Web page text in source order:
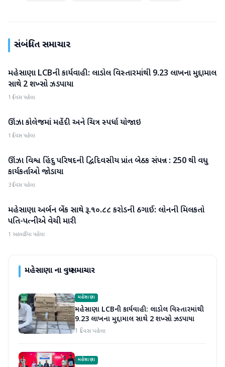
સંબંધિત સમાચાર
મહેસાણા
મહેસાણા LCBની કાર્યવાહી: લાડોલ વિસ્તારમાંથી 9.23 લાખના મુદ્દામાલ
સાથે 2 શખ્સો ઝડપાયા
1 દિવસ પહેલા
મહેસાણા
ઊંઝા કોલેજમાં મહેંદી અને ચિત્ર સ્પર્ધા યોજાઇ
1 દિવસ પહેલા
મહેસાણા
ઊંઝા વિશ્વ હિંદુ પરિષદની દ્વિદિવસીય પ્રાંત બેઠક સંપન્ન : 250 થી વધુ
કાર્યકર્તાઓ જોડાયા
3 દિવસ પહેલા
મહેસાણા
મહેસાણા અર્બન બેંક સાથે રૂ.૧૦.૮૮ કરોડની ઠગાઈ: લોનની મિલકતો
પતિ-પત્નીએ વેચી મારી
1 અઠવાડિયા પહેલા
મહેસાણાના વધુ સમાચાર
મહેસાણા
મહેસાણા LCBની કાર્યવાહી: લાડોલ વિસ્તારમાંથી
9.23 લાખના મુદ્દામાલ સાથે 2 શખ્સો ઝડપાયા
1 દિવસ પહેલા
મહેસાણા